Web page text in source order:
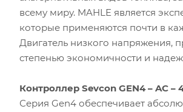
всему миру. MAHLE является
которые применяются почти в
Двигатель низкого напряжения,
степенью экономичности и
Контроллер Sevcon GEN4 – AC –
Серия Gen4 обеспечивает